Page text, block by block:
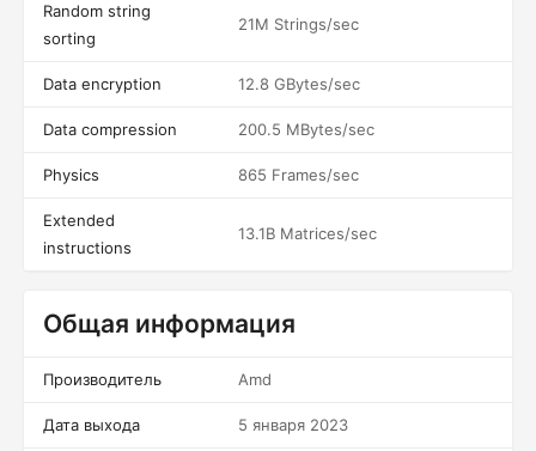
Random string
sorting
21M Strings/sec
Data encryption 12.8 GBytes/sec
Data compression 200.5 MBytes/sec
Physics 865 Frames/sec
Extended
instructions
13.1B Matrices/sec
Общая информация
Производитель Amd
Дата выхода 5 января 2023